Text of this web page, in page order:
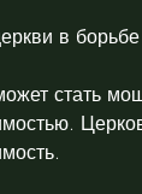
в
стать